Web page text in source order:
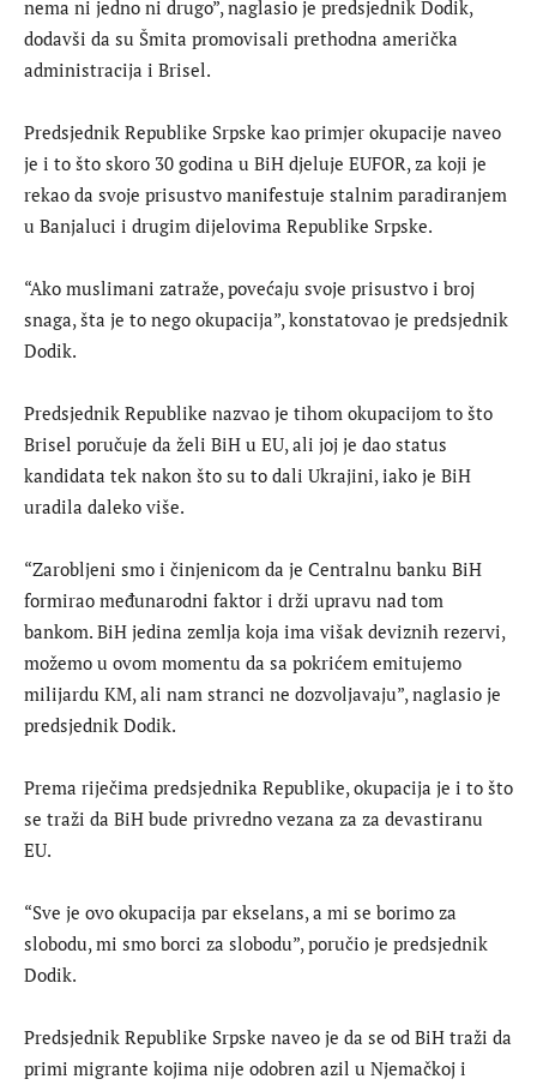
nema ni jedno ni drugo”, naglasio je predsjednik Dodik,
dodavši da su Šmita promovisali prethodna američka
administracija i Brisel.
Predsjednik Republike Srpske kao primjer okupacije naveo
je i to što skoro 30 godina u BiH d‌jeluje EUFOR, za koji je
rekao da svoje prisustvo manifestuje stalnim paradiranjem
u Banjaluci i drugim dijelovima Republike Srpske.
“Ako muslimani zatraže, povećaju svoje prisustvo i broj
snaga, šta je to nego okupacija”, konstatovao je predsjednik
Dodik.
Predsjednik Republike nazvao je tihom okupacijom to što
Brisel poručuje da želi BiH u EU, ali joj je dao status
kandidata tek nakon što su to dali Ukrajini, iako je BiH
uradila daleko više.
“Zarobljeni smo i činjenicom da je Centralnu banku BiH
formirao međunarodni faktor i drži upravu nad tom
bankom. BiH jedina zemlja koja ima višak deviznih rezervi,
možemo u ovom momentu da sa pokrićem emitujemo
milijardu KM, ali nam stranci ne dozvoljavaju”, naglasio je
predsjednik Dodik.
Prema riječima predsjednika Republike, okupacija je i to što
se traži da BiH bude privredno vezana za za devastiranu
EU.
“Sve je ovo okupacija par ekselans, a mi se borimo za
slobodu, mi smo borci za slobodu”, poručio je predsjednik
Dodik.
Predsjednik Republike Srpske naveo je da se od BiH traži da
primi migrante kojima nije odobren azil u Njemačkoj i